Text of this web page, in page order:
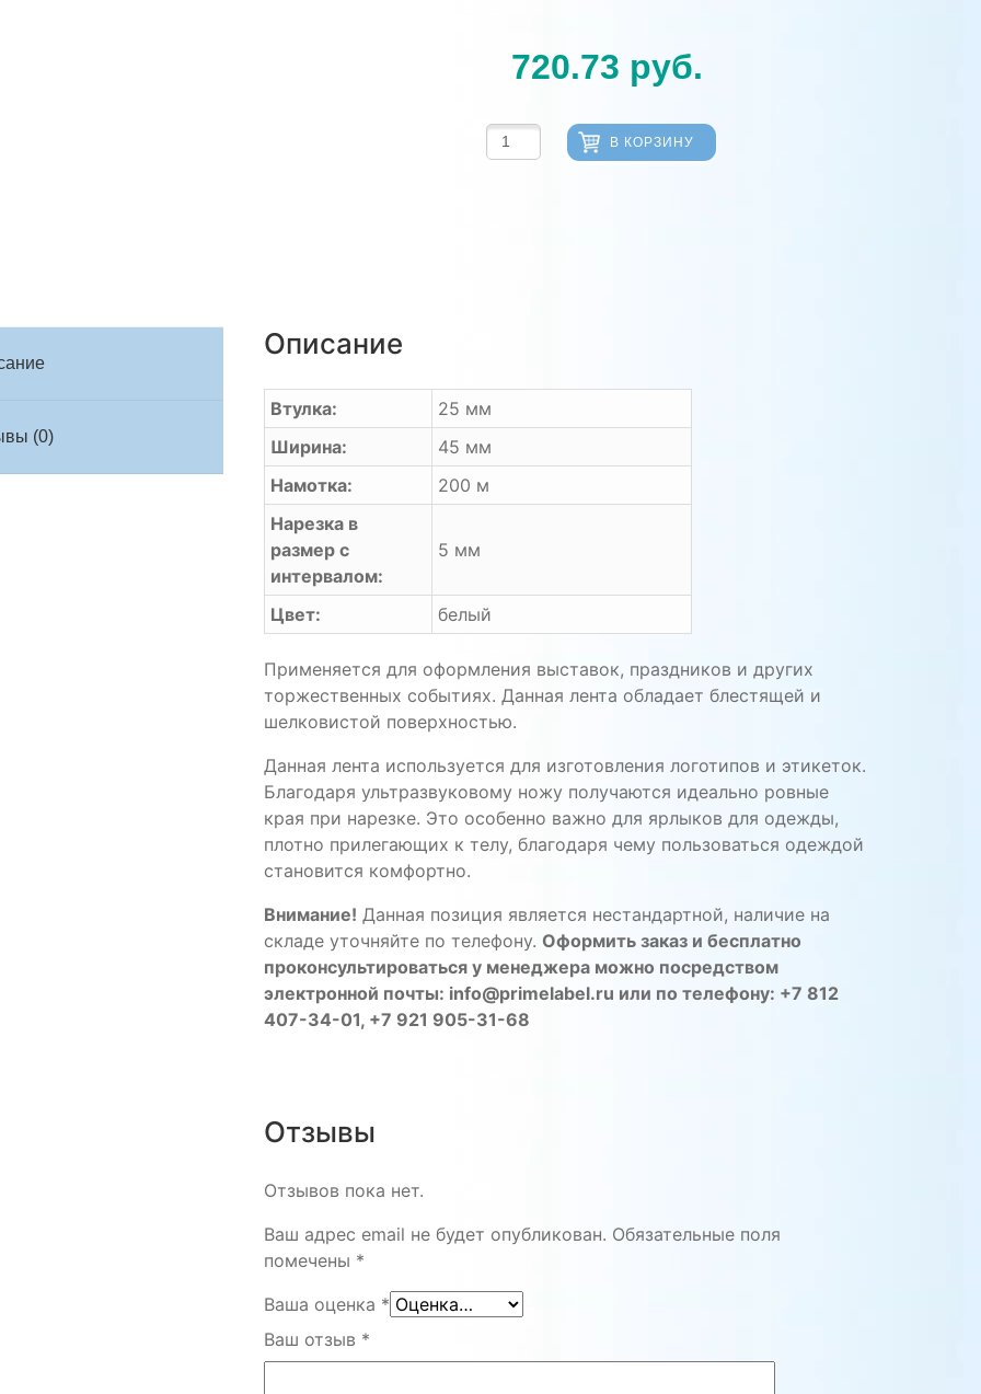
720.73 руб.
В КОРЗИНУ
(0)
Описание
Втулка:
25 мм
Ширина:
45 мм
Намотка:
200 м
Нарезка в
размер с
интервалом:
5 мм
Цвет: белый
Применяется для оформления выставок, праздников и других
торжественных событиях. Данная лента обладает блестящей и
шелковистой поверхностью.
Данная лента используется для изготовления логотипов и этикеток.
Благодаря ультразвуковому ножу получаются идеально ровные
края при нарезке. Это особенно важно для ярлыков для одежды,
плотно прилегающих к телу, благодаря чему пользоваться одеждой
становится комфортно.
Внимание! Данная позиция является нестандартной, наличие на
складе уточняйте по телефону. Оформить заказ и бесплатно
проконсультироваться у менеджера можно посредством
электронной почты: info@primelabel.ru или по телефону: +7 812
407-34-01, +7 921 905-31-68
Отзывы
Отзывов пока нет.
Ваш адрес email не будет опубликован. Обязательные поля
помечены *
Ваша оценка *
Ваш отзыв *